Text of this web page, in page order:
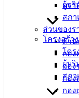
ผู้บริ
สภา
ส่วนของร
สำนั
กอง
กอง
กอง
กอง
ตร
โครงสร้า
โคร
ผู้บริ
สภา